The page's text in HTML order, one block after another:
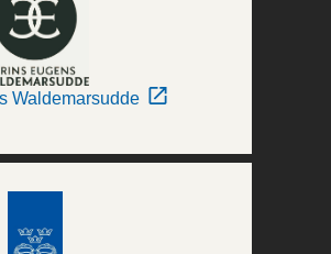
Waldemarsudde